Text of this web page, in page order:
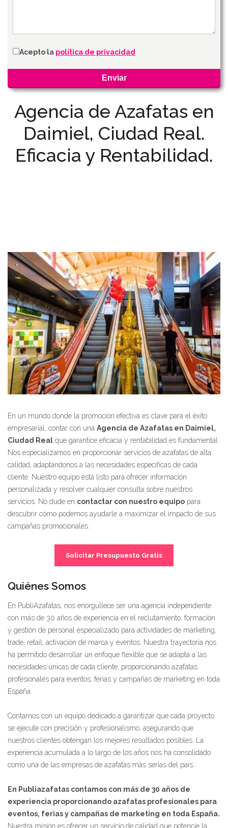
Agencia de Azafatas en
Daimiel, Ciudad Real.
Eficacia y Rentabilidad.
En un mundo donde la promoción efectiva es clave para el éxito
empresarial, contar con una Agencia de Azafatas en Daimiel,
Ciudad Real que garantice eficacia y rentabilidad es fundamental.
Nos especializamos en proporcionar servicios de azafatas de alta
calidad, adaptándonos a las necesidades específicas de cada
cliente. Nuestro equipo está listo para ofrecer información
personalizada y resolver cualquier consulta sobre nuestros
servicios. No dude en contactar con nuestro equipo para
descubrir cómo podemos ayudarle a maximizar el impacto de sus
campañas promocionales.
Solicitar Presupuesto Gratis
Quiénes Somos
En PubliAzafatas, nos enorgullece ser una agencia independiente
con más de 30 años de experiencia en el reclutamiento, formación
y gestión de personal especializado para actividades de marketing,
trade, retail, activación de marca y eventos. Nuestra trayectoria nos
ha permitido desarrollar un enfoque flexible que se adapta a las
necesidades únicas de cada cliente, proporcionando azafatas
profesionales para eventos, ferias y campañas de marketing en toda
España.
Contamos con un equipo dedicado a garantizar que cada proyecto
se ejecute con precisión y profesionalismo, asegurando que
nuestros clientes obtengan los mejores resultados posibles. La
experiencia acumulada a lo largo de los años nos ha consolidado
como una de las empresas de azafatas más serias del país.
En Publiazafatas contamos con más de 30 años de
experiencia proporcionando azafatas profesionales para
eventos, ferias y campañas de marketing en toda España.
Nuestra misión es ofrecer un servicio de calidad que potencie la
Acepto la política de privacidad